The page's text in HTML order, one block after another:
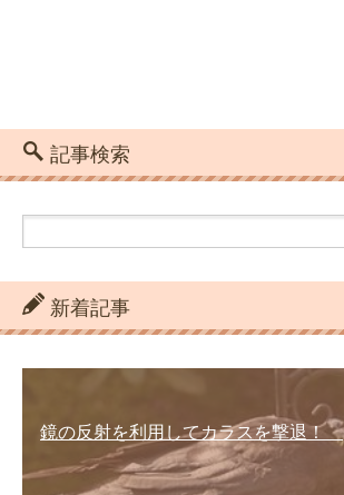
記事検索
新着記事
鏡の反射を利用してカラスを撃退！